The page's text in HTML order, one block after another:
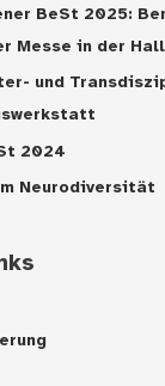
BeSt 2025:
Messe in der
und
2024
Neurodiversität